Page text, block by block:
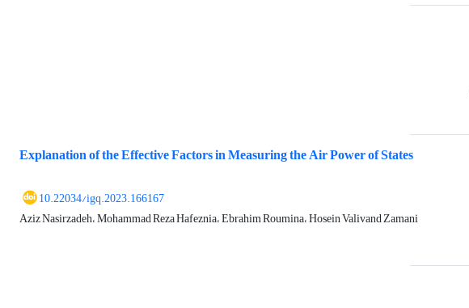
Explanation of the Effective Factors in Measuring the Air Power of States
10.22034/igq.2023.166167
Aziz Nasirzadeh، Mohammad Reza Hafeznia، Ebrahim Roumina، Hosein Valivand Zamani